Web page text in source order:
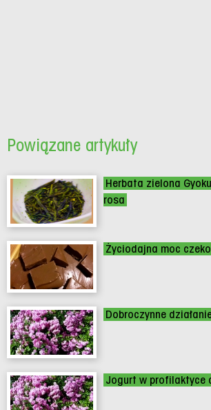
Powiązane artykuły
Herbata zielona
rosa
Życiodajna moc
Dobroczynne
Jogurt w profilaktyce